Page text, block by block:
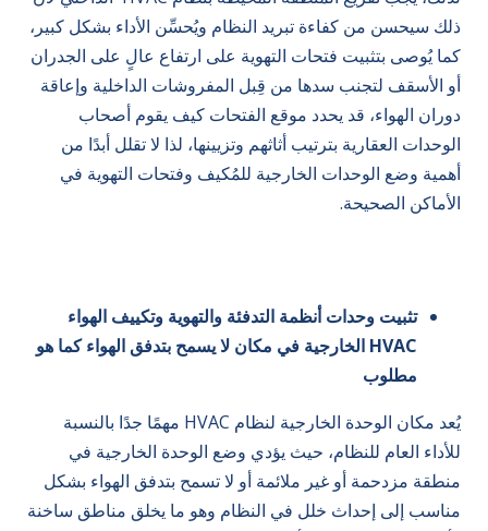
ذلك سيحسن من كفاءة تبريد النظام ويُحسِّن الأداء بشكل كبير،
كما يُوصى بتثبيت فتحات التهوية على ارتفاع عالٍ على الجدران
أو الأسقف لتجنب سدها من قِبل المفروشات الداخلية وإعاقة
دوران الهواء، قد يحدد موقع الفتحات كيف يقوم أصحاب
الوحدات العقارية بترتيب أثاثهم وتزيينها، لذا لا تقلل أبدًا من
أهمية وضع الوحدات الخارجية للمُكيف وفتحات التهوية في
الأماكن الصحيحة.
تثبيت وحدات أنظمة التدفئة والتهوية وتكييف الهواء
HVAC الخارجية في مكان لا يسمح بتدفق الهواء كما هو
مطلوب
يُعد مكان الوحدة الخارجية لنظام HVAC مهمًا جدًا بالنسبة
للأداء العام للنظام، حيث يؤدي وضع الوحدة الخارجية في
منطقة مزدحمة أو غير ملائمة أو لا تسمح بتدفق الهواء بشكل
مناسب إلى إحداث خلل في النظام وهو ما يخلق مناطق ساخنة